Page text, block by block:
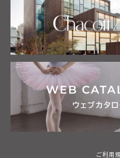
ご利用